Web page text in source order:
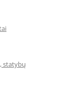
statybų